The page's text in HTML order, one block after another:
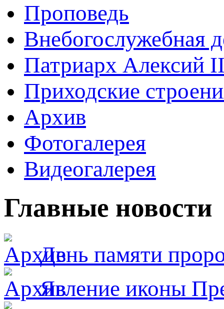
Проповедь
Внебогослужебная
Патриарх Алексий
Приходские
Архив
Фотогалерея
Видеогалерея
Главные новости
День памяти
Явлeние иконы